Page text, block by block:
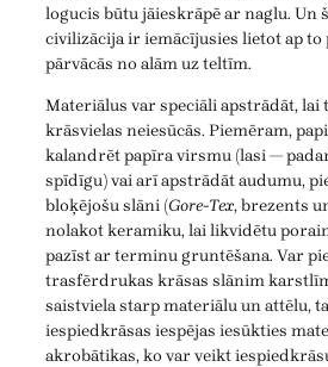
logucis būtu jāieskrāpē ar naglu. Un
civilizācija ir iemācījusies lietot ap to
pārvācās no alām uz teltīm.
Materiālus var speciāli apstrādāt, lai
krāsvielas neiesūcās. Piemēram,
kalandrēt papīra virsmu (lasi —
spīdīgu) vai arī apstrādāt audumu,
bloķējošu slāni (Gore-Tex, brezents
nolakot keramiku, lai likvidētu
pazīst ar terminu gruntēšana. Var
trasfērdrukas krāsas slānim
saistviela starp materiālu un attēlu,
iespiedkrāsas iespējas iesūkties
akrobātikas, ko var veikt